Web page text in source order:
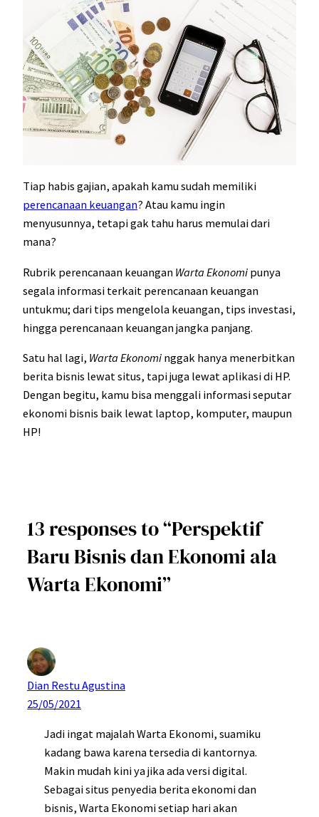
Tiap habis gajian, apakah kamu sudah memiliki
perencanaan keuangan? Atau kamu ingin
menyusunnya, tetapi gak tahu harus memulai dari
mana?
Rubrik perencanaan keuangan Warta Ekonomi punya
segala informasi terkait perencanaan keuangan
untukmu; dari tips mengelola keuangan, tips investasi,
hingga perencanaan keuangan jangka panjang.
Satu hal lagi, Warta Ekonomi nggak hanya menerbitkan
berita bisnis lewat situs, tapi juga lewat aplikasi di HP.
Dengan begitu, kamu bisa menggali informasi seputar
ekonomi bisnis baik lewat laptop, komputer, maupun
HP!
13 responses to “Perspektif
Baru Bisnis dan Ekonomi ala
Warta Ekonomi”
Dian Restu Agustina
25/05/2021
Jadi ingat majalah Warta Ekonomi, suamiku
kadang bawa karena tersedia di kantornya.
Makin mudah kini ya jika ada versi digital.
Sebagai situs penyedia berita ekonomi dan
bisnis, Warta Ekonomi setiap hari akan